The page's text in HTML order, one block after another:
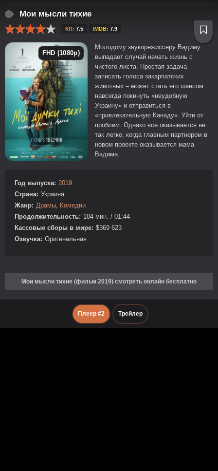
Мои мысли тихие
КП: 7.5 IMDB: 7.9
FHD (1080p)
Молодому звукорежиссеру Вадиму
выпадает случай начать жизнь с
чистого листа. Простая задача –
записать голоса закарпатских
животных – может стать его шансом
навсегда покинуть «неудобную
Украину» и отправиться в
«привлекательную Канаду». Уйти от
проблем. Однако все оказывается не
так легко, когда главным партнером в
новом проекте оказывается мама
Вадима.
Год выпуска: 2019
Страна: Украина
Жанр: Драмы
Комедии
Продолжительность: 104 мин. / 01:44
Кассовые сборы в мире: $369 623
Озвучка: Оригинальная
Мои мысли тихие (фильм 2019) смотреть онлайн бесплатно
Плеер #2 Трейлер